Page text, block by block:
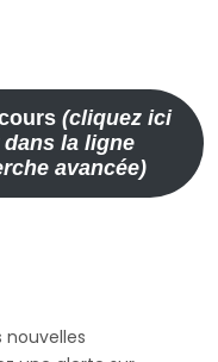
(cliquez ici
la ligne
avancée)